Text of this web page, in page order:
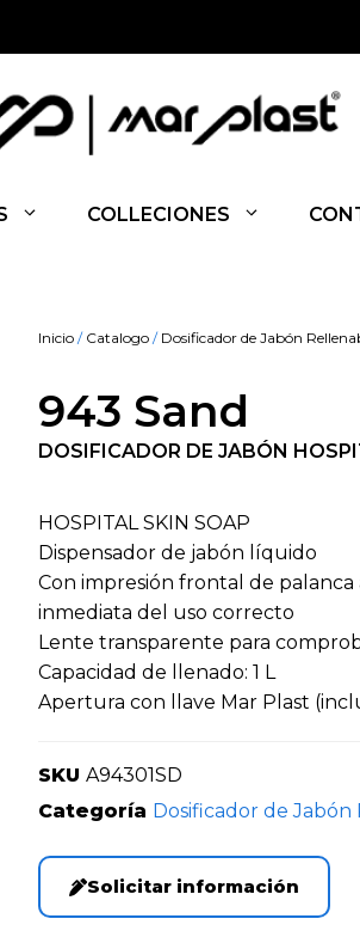
COLLECIONES
Inicio / Catalogo / Dosificador de Jabón
943 Sand
DOSIFICADOR DE JABÓN
HOSPITAL SKIN SOAP
Dispensador de jabón líquido
Con impresión frontal de
inmediata del uso correcto
Lente transparente para
Capacidad de llenado: 1 L
Apertura con llave Mar Plast
SKU A94301SD
Categoría Dosificador de
Solicitar información